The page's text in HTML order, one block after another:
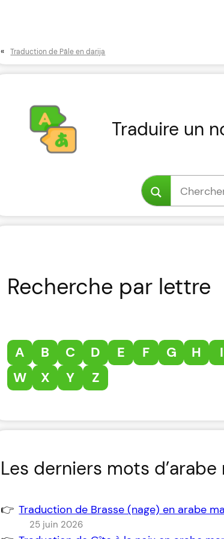
« Traduction de Pâle en darija
Traduire un
Recherche par lettre
A B C D E F G H I
W
X Y Z
Les derniers mots
Traduction de Brasse (nage) en arabe
25 juin 2026